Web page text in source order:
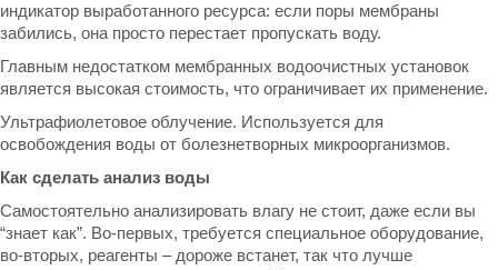
индикатор выработанного ресурса: если поры мембраны
забились, она просто перестает пропускать воду.
Главным недостатком мембранных водоочистных установок
является высокая стоимость, что ограничивает их применение.
Ультрафиолетовое облучение. Используется для
освобождения воды от болезнетворных микроорганизмов.
Как сделать анализ воды
Самостоятельно анализировать влагу не стоит, даже если вы
“знает как”. Во-первых, требуется специальное оборудование,
во-вторых, реагенты – дороже встанет, так что лучше